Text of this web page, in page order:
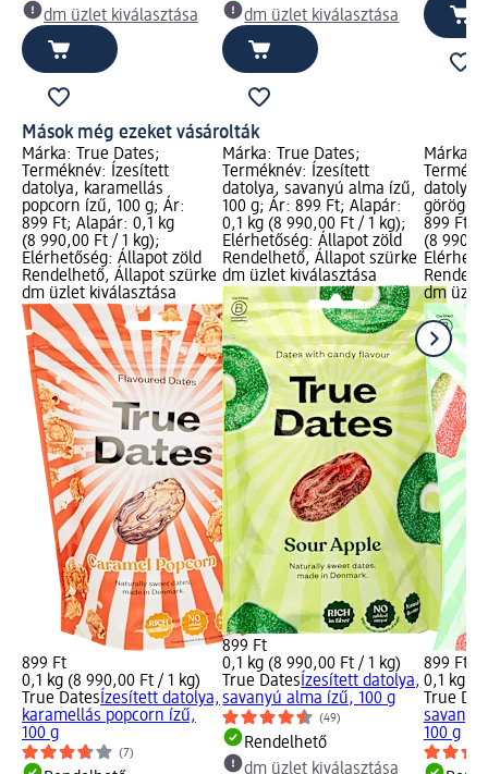
dm üzlet kiválasztása
dm üzlet kiválasztása
Mások még ezeket vásárolták
Márka: True Dates;
Terméknév: Ízesített
datolya, karamellás
popcorn ízű, 100 g; Ár:
899 Ft; Alapár: 0,1 kg
(8 990,00 Ft / 1 kg);
Elérhetőség: Állapot zöld
Rendelhető, Állapot szürke
dm üzlet kiválasztása
899 Ft
0,1 kg (8 990,00 Ft / 1 kg)
True Dates Ízesített datolya,
karamellás popcorn ízű,
100 g
(7)
Márka: True Dates;
Terméknév: Ízesített
datolya, savanyú alma ízű,
100 g; Ár: 899 Ft; Alapár:
0,1 kg (8 990,00 Ft / 1 kg);
Elérhetőség: Állapot zöld
Rendelhető, Állapot szürke
dm üzlet kiválasztása
899 Ft
0,1 kg (8 990,00 Ft / 1 kg)
True Dates Ízesített datolya,
savanyú alma ízű, 100 g
(49)
Rendelhető
dm üzlet kiválasztása
Márka:
datolya,
899 Ft;
(8
dm
899 Ft
0,1 kg
True
100 g